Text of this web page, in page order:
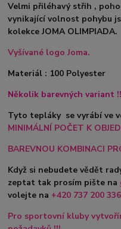
Velmi přiléhavý střih ,
vynikající volnost pohybu
kolekce JOMA OLIMPIADA.
Vyšívané logo Joma.
Materiál : 100 Polyester
Několik barevných variant
Tyto tepláky se vyrábí ve
MINIMÁLNÍ POČET K
BAREVNOU KOMBINACI
Když si nebudete vědět
zeptat tak prosím pište na
volejte na +420 737 200 336
Pro sportovní kluby